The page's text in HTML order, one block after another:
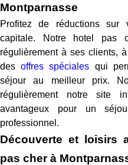
Montparnasse
Profitez de réductions sur
capitale. Notre hotel pas
régulièrement à ses clients,
desoffres spéciales qui
séjour au meilleur prix.
régulièrement notre site
avantageux pour un
professionnel.
Découverte et loisirs
pas cher à